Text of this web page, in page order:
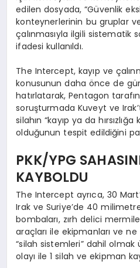
edilen dosyada, “Güvenlik
konteynerlerinin bu gruplar
çalınmasıyla ilgili sistematik
ifadesi kullanıldı.
The Intercept, kayıp ve
konusunun daha önce de
hatırlatarak, Pentagon
soruşturmada Kuveyt ve
silahın “kayıp ya da hırsızlığa
olduğunun tespit edildiğini
PKK/YPG
KAYBOLDU
The Intercept ayrıca, 30
Irak ve Suriye’de 40
bombaları, zırh delici
araçları ile ekipmanları ve
“silah sistemleri” dahil olmak
olayı ile 1 silah ve ekipman